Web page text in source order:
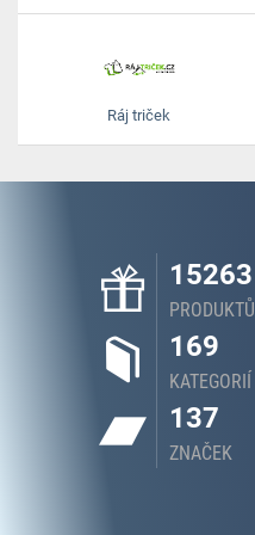
Ráj triček
15263
PRODUKTŮ
169
KATEGORIÍ
137
ZNAČEK